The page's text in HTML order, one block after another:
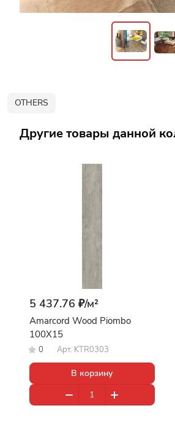
OTHERS
Другие товары данной
5 437.76 ₽/м²
Amarcord Wood Piombo
100X15
0 Арт. KTR0303
В корзину